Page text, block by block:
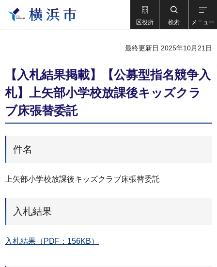
区役所 検索 メニュー
最終更新日 2025年10月21日
【入札結果掲載】【公募型指名競争入
札】上矢部小学校放課後キッズクラ
ブ床張替委託
件名
上矢部小学校放課後キッズクラブ床張替委託
入札結果
入札結果（PDF：156KB）